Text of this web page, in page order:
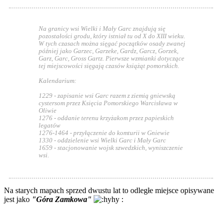
Na granicy wsi Wielki i Mały Garc znajdują się
pozostałości grodu, który istniał tu od X do XIII wieku.
W tych czasach można sięgać początków osady zwanej
później jako Garzec, Garzeke, Gardz, Garcz, Gorzek,
Garz, Garc, Gross Gartz. Pierwsze wzmianki dotyczące
tej miejscowości sięgają czasów książąt pomorskich.
Kalendarium:
1229 - zapisanie wsi Garc razem z ziemią gniewską
cystersom przez Księcia Pomorskiego Warcisława w
Oliwie
1276 - oddanie terenu krzyżakom przez papieskich
legatów
1276-1464 - przyłączenie do komturii w Gniewie
1330 - oddzielenie wsi Wielki Garc i Mały Garc
1659 - stacjonowanie wojsk szwedzkich, wyniszczenie
wsi.
Na starych mapach sprzed dwustu lat to odległe miejsce opisywane
jest jako "Góra Zamkowa"
: